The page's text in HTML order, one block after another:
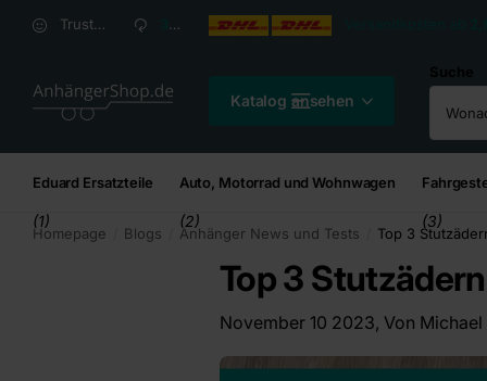
Trusted Shops Kundenbewertung: 4,8/5 RückgaberechtVersandkosten ab
Katalog ansehen
Eduard Ersatzteile
(1)
Auto, Motorrad und Wohnwagen
(2) (3)
Homepage Blogs Anhänger News und Tests Top 3
Top 3
November 10 2023, Von Michael